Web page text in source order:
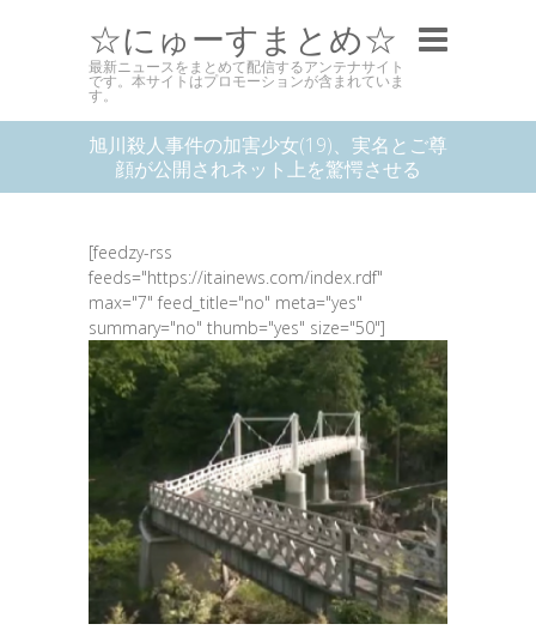
☆にゅーすまとめ☆
最新ニュースをまとめて配信するアンテナサイト
です。本サイトはプロモーションが含まれていま
す。
旭川殺人事件の加害少女(19)、実名とご尊
顔が公開されネット上を驚愕させる
[feedzy-rss
feeds="https://itainews.com/index.rdf"
max="7" feed_title="no" meta="yes"
summary="no" thumb="yes" size="50"]